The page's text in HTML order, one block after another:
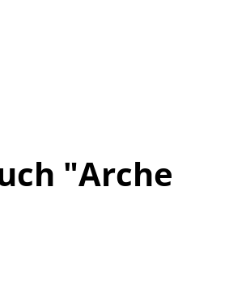
"Arche